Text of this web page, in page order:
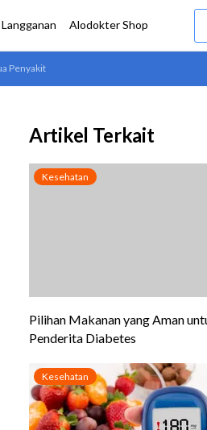
Artikel Terkait